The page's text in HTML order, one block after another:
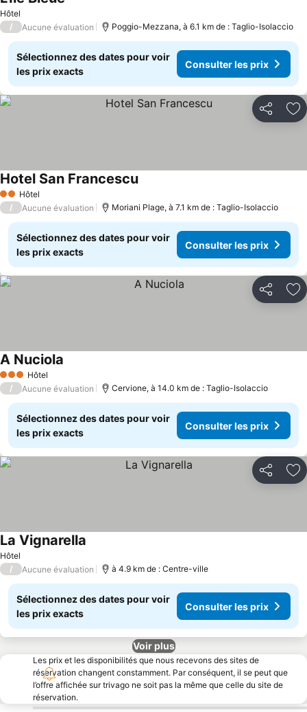
Hôtel
/ Aucune évaluation Poggio-Mezzana, à 6.1 km de : Taglio-Isolaccio
Sélectionnez des dates pour voir
les prix exacts
Consulter les prix
Partager
2 Étoiles
Hôtel
Hotel San FrancescuConsulter les prix
/ Aucune évaluation Moriani Plage, à 7.1 km de : Taglio-Isolaccio
Sélectionnez des dates pour voir
les prix exacts
Consulter les prix
Partager
3 ÉtoilesHôtel
A Nuciola
/ Aucune évaluation Cervione, à 14.0 km de : Taglio-Isolaccio
Sélectionnez des dates pour voir
les prix exacts
Consulter les prix
Partager
Hôtel
La Vignarella
/ Aucune évaluation à 4.9 km de : Centre-ville
Sélectionnez des dates pour voir
les prix exacts
Consulter les prix
Voir plus
Les prix et les disponibilités que nous recevons des sites de
réservation changent constamment. Par conséquent, il se peut que
l’offre affichée sur trivago ne soit pas la même que celle du site de
réservation.